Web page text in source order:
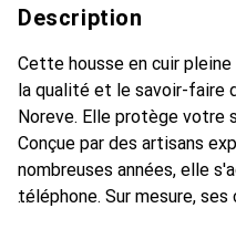
Description
Cette housse en cuir
la qualité et le savoir-faire
Noreve. Elle protège votre
Conçue par des artisans
nombreuses années, elle
téléphone. Sur mesure,